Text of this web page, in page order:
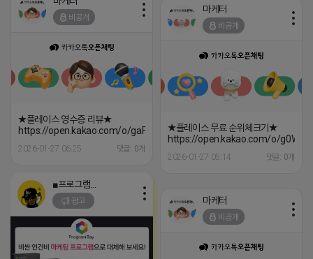
비공개
★플레이스 영수증 리뷰★
https://open.kakao.com/o/gaFY14ai
2026-01-27 06:25 댓글: 0개
마케터
비공개
★플레이스 무료 순위체크기★
https://open.kakao.com/o/
2026-01-27 05:14 댓글: 0개
광고 마케터
비공개